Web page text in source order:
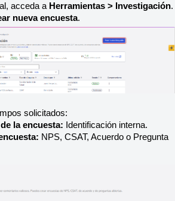
acceda a Herramientas > Investigación.
nueva encuesta.
solicitados:
la encuesta: Identificación interna.
NPS, CSAT, Acuerdo o Pregunta